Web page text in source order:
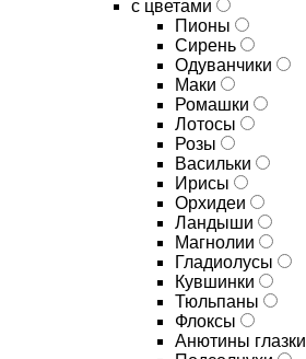
с цветами
Пионы
Сирень
Одуванчики
Маки
Ромашки
Лотосы
Розы
Васильки
Ирисы
Орхидеи
Ландыши
Магнолии
Гладиолусы
Кувшинки
Тюльпаны
Флоксы
Анютины глазки